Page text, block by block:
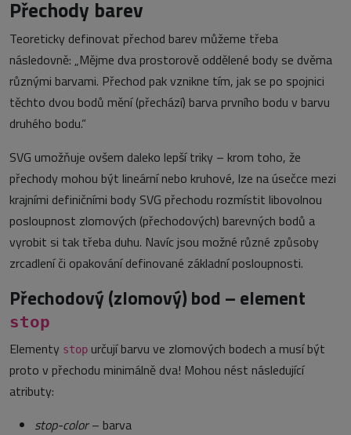
Přechody barev
Teoreticky definovat přechod barev můžeme třeba
následovně: „Mějme dva prostorově oddělené body se dvěma
různými barvami. Přechod pak vznikne tím, jak se po spojnici
těchto dvou bodů mění (přechází) barva prvního bodu v barvu
druhého bodu.“
SVG umožňuje ovšem daleko lepší triky – krom toho, že
přechody mohou být lineární nebo kruhové, lze na úsečce mezi
krajními definičními body SVG přechodu rozmístit libovolnou
posloupnost zlomových (přechodových) barevných bodů a
vyrobit si tak třeba duhu. Navíc jsou možné různé způsoby
zrcadlení či opakování definované základní posloupnosti.
Přechodový (zlomový) bod – element
stop
Elementy stop určují barvu ve zlomových bodech a musí být
proto v přechodu minimálně dva! Mohou nést následující
atributy:
stop-color– barva